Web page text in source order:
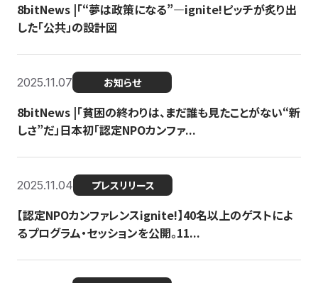
8bitNews |「“夢は政策になる”—ignite!ピッチが炙り出
した「公共」の設計図
2025.11.07 お知らせ
8bitNews |「貧困の終わりは、まだ誰も見たことがない“新
しさ”だ」日本初「認定NPOカンファ...
2025.11.04 プレスリリース
【認定NPOカンファレンスignite!】40名以上のゲストによ
るプログラム・セッションを公開。11...